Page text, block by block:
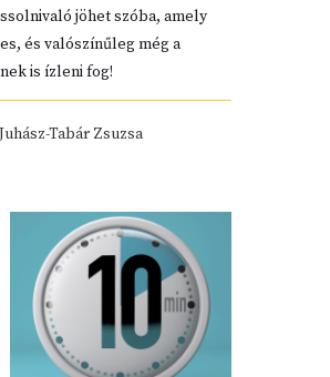
jöhet szóba, amely
és valószínűleg még a
is ízleni fog!
Juhász-Tabár Zsuzsa